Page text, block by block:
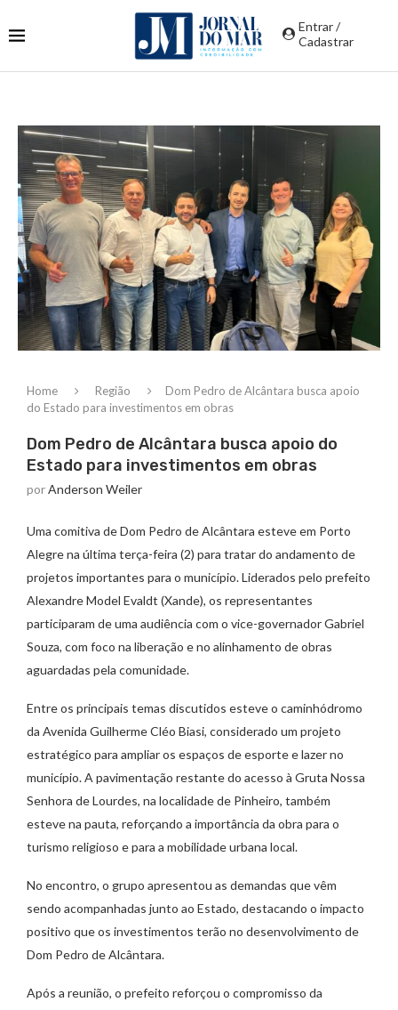
Entrar /
Cadastrar
Home Região
Dom Pedro de Alcântara busca apoio
do Estado para investimentos em obras
Dom Pedro de Alcântara busca apoio do
Estado para investimentos em obras
porAnderson Weiler
Uma comitiva de Dom Pedro de Alcântara esteve em Porto
Alegre na última terça-feira (2) para tratar do andamento de
projetos importantes para o município. Liderados pelo prefeito
Alexandre Model Evaldt (Xande), os representantes
participaram de uma audiência com o vice-governador Gabriel
Souza, com foco na liberação e no alinhamento de obras
aguardadas pela comunidade.
Entre os principais temas discutidos esteve o caminhódromo
da Avenida Guilherme Cléo Biasi, considerado um projeto
estratégico para ampliar os espaços de esporte e lazer no
município. A pavimentação restante do acesso à Gruta Nossa
Senhora de Lourdes, na localidade de Pinheiro, também
esteve na pauta, reforçando a importância da obra para o
turismo religioso e para a mobilidade urbana local.
No encontro, o grupo apresentou as demandas que vêm
sendo acompanhadas junto ao Estado, destacando o impacto
positivo que os investimentos terão no desenvolvimento de
Dom Pedro de Alcântara.
Após a reunião, o prefeito reforçou o compromisso da